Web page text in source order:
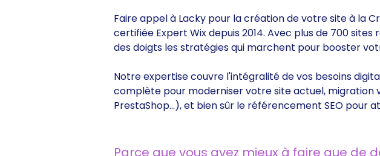
Faire appel à Lacky pour la création de votre site à la
certifiée Expert Wix depuis 2014. Avec plus de 700
des doigts les stratégies qui marchent pour booster
Notre expertise couvre l'intégralité de vos besoins
complète pour moderniser votre site actuel, migration
PrestaShop...), et bien sûr le référencement SEO pour
Parce que vous avez mieux à faire que de